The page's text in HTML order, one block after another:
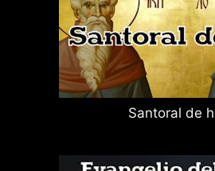
Santoral de